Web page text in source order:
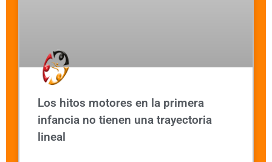
Los hitos motores en la primera
infancia no tienen una trayectoria
lineal